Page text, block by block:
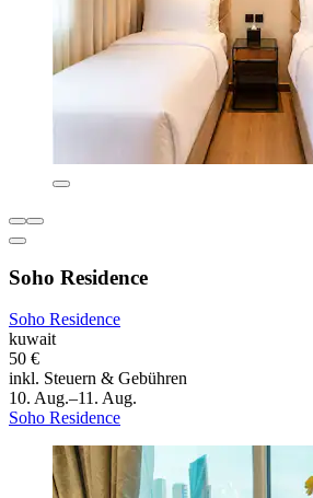
Soho Residence
Soho Residence
kuwait
50 €
inkl. Steuern & Gebühren
10. Aug.–11. Aug.
Soho Residence